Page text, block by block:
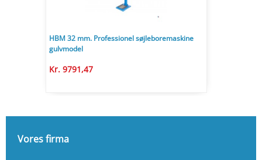
HBM 32 mm. Professionel søjleboremaskine
gulvmodel
Kr. 9791,47
Vores firma